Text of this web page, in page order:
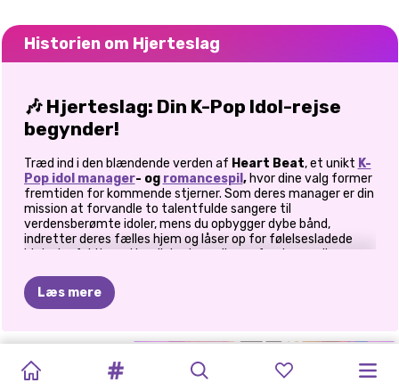
Historien om Hjerteslag
🎶 Hjerteslag: Din K-Pop Idol-rejse
begynder!
Træd ind i den blændende verden af Heart Beat, et unikt K-
Pop idol manager- og romancespil ,hvor dine valg former
fremtiden for kommende stjerner. Som deres manager er din
mission at forvandle to talentfulde sangere til
verdensberømte idoler, mens du opbygger dybe bånd,
indretter deres fælles hjem og låser op for følelsesladede
historier fyldt med kærlighed, musik og uforglemmelige
🌟 Bliv den ultimative idolmanager
Det er ingen nem opgave at styre idoler, men iHeart Beat
guide dem gennem udfordringer, og hjælp dem med at skinne
på scenen. Din rolle går ud over blot at administrere
Læs mere
MIRA
DÆMONJÆGER
K-POP-
BFFS
K-POP
K-POP
NYTÅRSKONCERT
NÆSTE
SUPERMODEL
ELLIE
HOLLYWOOD
PRINSESSER
ELLIE